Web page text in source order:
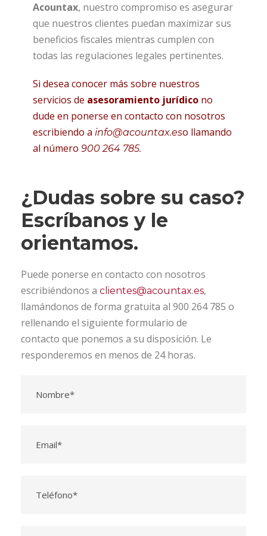
Acountax, nuestro compromiso es asegurar
que nuestros clientes puedan maximizar sus
beneficios fiscales mientras cumplen con
todas las regulaciones legales pertinentes.
Si desea conocer más sobre nuestros
servicios de asesoramiento jurídico no
dude en ponerse en contacto con nosotros
escribiendo a info@acountax.eso llamando
al número 900 264 785.
¿Dudas sobre su caso?
Escríbanos y le
orientamos.
Puede ponerse en contacto con nosotros
escribiéndonos a clientes@acountax.es,
llamándonos de forma gratuita al 900 264 785 o
rellenando el siguiente formulario de
contacto que ponemos a su disposición. Le
responderemos en menos de 24 horas.